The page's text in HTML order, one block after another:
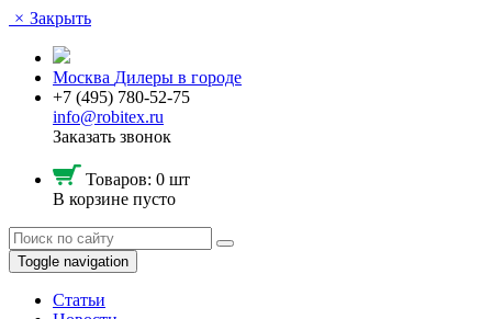
× Закрыть
Москва Дилеры в городе
+7 (495) 780-52-75
info@robitex.ru
Заказать звонок
Товаров: 0 шт
В корзине пусто
Toggle navigation
Статьи